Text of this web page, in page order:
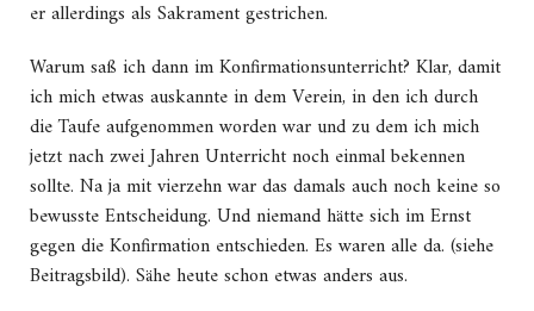
er allerdings als Sakrament gestrichen.
Warum saß ich dann im Konfirmationsunterricht? Klar, damit
ich mich etwas auskannte in dem Verein, in den ich durch
die Taufe aufgenommen worden war und zu dem ich mich
jetzt nach zwei Jahren Unterricht noch einmal bekennen
sollte. Na ja mit vierzehn war das damals auch noch keine so
bewusste Entscheidung. Und niemand hätte sich im Ernst
gegen die Konfirmation entschieden. Es waren alle da. (siehe
Beitragsbild). Sähe heute schon etwas anders aus.